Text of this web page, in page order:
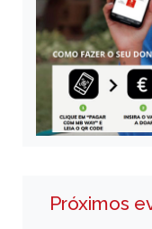
Próximos